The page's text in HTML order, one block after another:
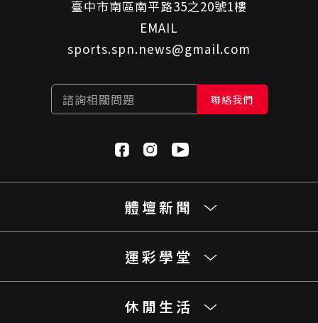
臺中市南區南平路35之20號1樓
EMAIL
sports.spn.news@gmail.com
諮詢相關問題 聯絡我們
體壇新聞
運彩學堂
休閒生活